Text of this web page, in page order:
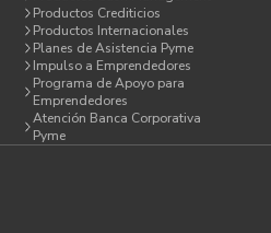
Productos Crediticios
Productos Internacionales
Planes de Asistencia Pyme
Impulso a Emprendedores
Programa de Apoyo para
Emprendedores
Atención Banca Corporativa
Pyme